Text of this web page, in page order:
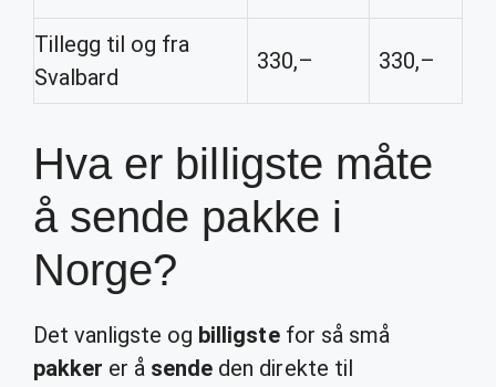
Tillegg til og fra
Svalbard
330,– 330,–
Hva er billigste måte
å sende pakke i
Norge?
Det vanligste og billigstefor så små
pakker er å sende den direkte til